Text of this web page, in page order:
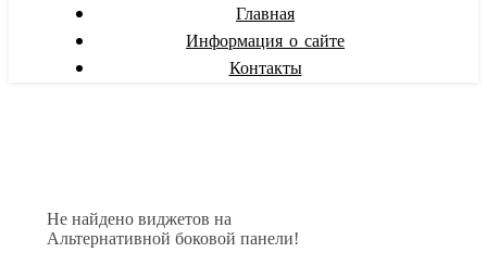
Главная
Информация о сайте
Контакты
Не найдено виджетов на
Альтернативной боковой панели!